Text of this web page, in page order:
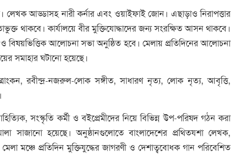
লেখক আড্ডাসহ নারী কর্নার এবং ওয়াইফাই জোন। এছাড়াও নিরাপত্তার
থাকবে। কার্যালয়ে বীর মুক্তিযোদ্ধাদের জন্য সংরক্ষিত আসন থাকবে।
আলোচনা সভা অনুষ্ঠিত হবে। মেলায় প্রতিদিনের আলোচনা
সমাহার ঘটানো হয়েছে।
রবীন্দ্র-নজরুল-লোক সঙ্গীত, সাধারণ নৃত্য, লোক নৃত্য, আবৃত্তি,
সংস্কৃতি কর্মী ও বইপ্রেমীদের নিয়ে বিভিন্ন উপ-পরিষদ গঠন করা
সাজানো হয়েছে। অনুষ্ঠানগুলোতে বাংলাদেশের প্রথিতযশা লেখক,
মঞ্চে প্রতিদিন মুক্তিযুদ্ধের জাগরণী ও দেশাত্ববোধক গান পরিবেশিত